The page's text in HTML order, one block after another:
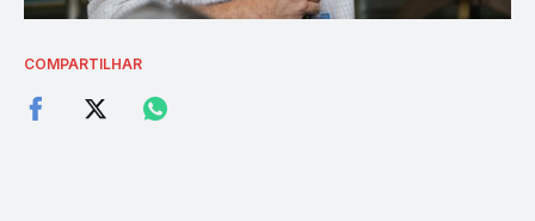
COMPARTILHAR